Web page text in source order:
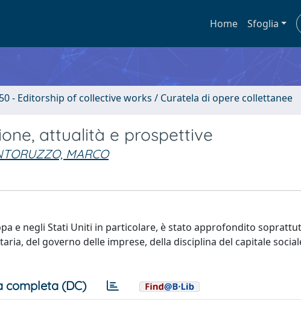
Home Sfoglia
50 - Editorship of collective works / Curatela di opere collettanee
attualità e prospettive
MARCO
e negli Stati Uniti in particolare, è stato approfondito
del governo delle imprese, della disciplina del capitale
completa (DC)